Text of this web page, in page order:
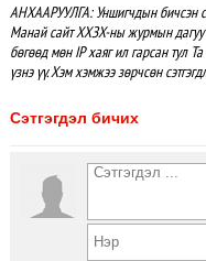
АНХААРУУЛГА: Уншигчдын бичсэн
Манай сайт ХХЗХ-ны журмын дагуу
бөгөөд мөн IP хаяг ил гарсан тул
үзнэ үү. Хэм хэмжээ зөрчсөн
Сэтгэгдэл бичих